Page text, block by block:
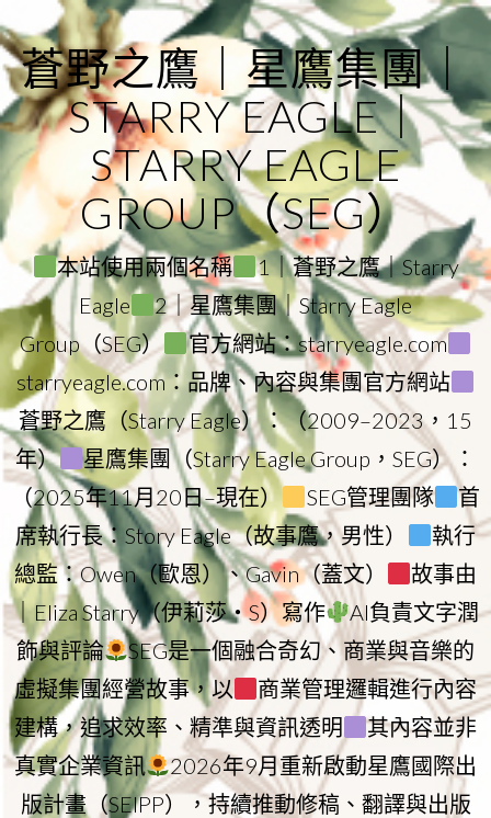
to
content
蒼野之鷹｜星鷹集團｜
STARRY EAGLE｜
STARRY EAGLE
GROUP（SEG）
本站使用兩個名稱
1｜蒼野之鷹｜Starry
Eagle
2｜星鷹集團｜Starry Eagle
Group（SEG）
官方網站：starryeagle.com
starryeagle.com：品牌、內容與集團官方網站
蒼野之鷹（Starry Eagle）：（2009–2023，15
年）
星鷹集團（Starry Eagle Group，SEG）：
（2025年11月20日–現在）
SEG管理團隊
首
席執行長：Story Eagle（故事鷹，男性）
執行
總監：Owen（歐恩）、Gavin（蓋文）
故事由
｜Eliza Starry（伊莉莎・S）寫作
AI負責文字潤
飾與評論
SEG是一個融合奇幻、商業與音樂的
虛擬集團經營故事，以
商業管理邏輯進行內容
建構，追求效率、精準與資訊透明
其內容並非
真實企業資訊
2026年9月重新啟動星鷹國際出
版計畫（SEIPP），持續推動修稿、翻譯與出版